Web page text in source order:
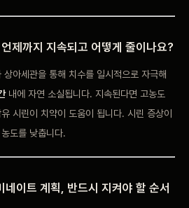
제까지 지속되고 어떻게 줄이나요?
아세관을 통해 치수를 일시적으로 자극해
내에 자연 소실됩니다. 지속된다면 고농도
시린이 치약이 도움이 됩니다. 시린 증상이
도를 낮춥니다.
네이트 계획, 반드시 지켜야 할 순서